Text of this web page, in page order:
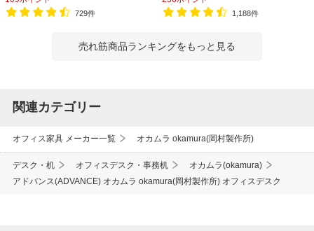
729件
1,188件
売れ筋商品ランキングをもっと見る
関連カテゴリー
オフィス家具 メーカー一覧 オカムラ okamura(岡村製作所)
デスク・机 オフィスデスク・事務机
オカムラ(okamura)
アドバンス(ADVANCE) オカムラ okamura(岡村製作所) オフィスデスク